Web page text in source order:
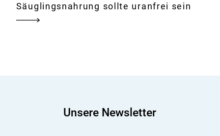
Säuglingsnahrung sollte uranfrei sein
Unsere Newsletter